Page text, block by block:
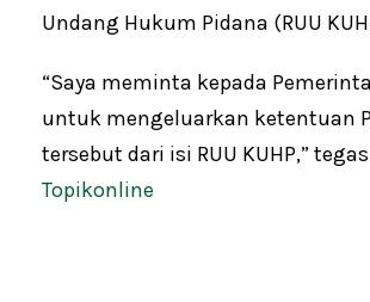
Undang Hukum Pidana (RUU
“Saya meminta kepada
untuk mengeluarkan ketentuan
tersebut dari isi RUU KUHP,”
Topikonline